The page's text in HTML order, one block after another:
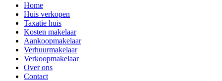
Home
Huis verkopen
Taxatie huis
Kosten makelaar
Aankoopmakelaar
Verhuurmakelaar
Verkoopmakelaar
Over ons
Contact